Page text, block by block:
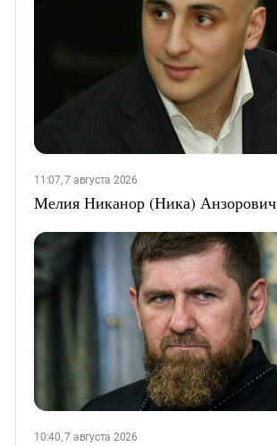
11:07, 7 августа 2026
Мелия Никанор (Ника) Анзорович
10:40, 7 августа 2026